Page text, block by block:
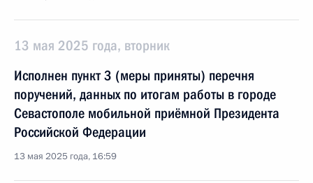
13 мая 2025 года, вторник
Исполнен пункт 3 (меры приняты) перечня
поручений, данных по итогам работы в городе
Севастополе мобильной приёмной Президента
Российской Федерации
13 мая 2025 года, 16:59